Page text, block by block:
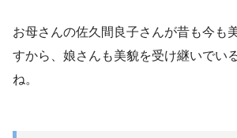
お母さんの佐久間良子さんが昔も今も
すから、娘さんも美貌を受け継いでい
ね。